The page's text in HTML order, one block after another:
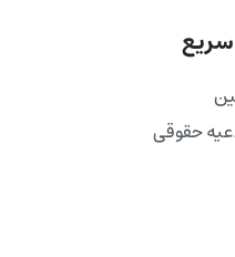
حقوقی